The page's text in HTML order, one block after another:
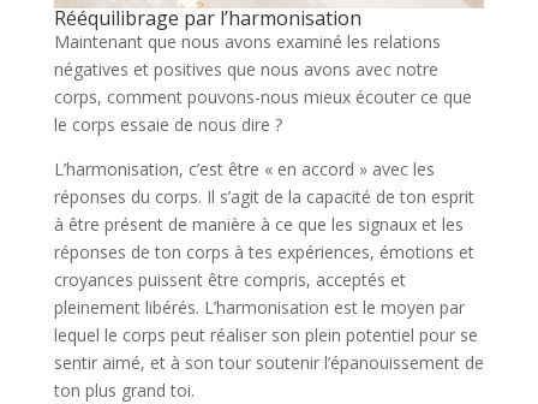
Rééquilibrage par l’harmonisation
Maintenant que nous avons examiné les relations
négatives et positives que nous avons avec notre
corps, comment pouvons-nous mieux écouter ce que
le corps essaie de nous dire ?
L’harmonisation, c’est être « en accord » avec les
réponses du corps. Il s’agit de la capacité de ton esprit
à être présent de manière à ce que les signaux et les
réponses de ton corps à tes expériences, émotions et
croyances puissent être compris, acceptés et
pleinement libérés. L’harmonisation est le moyen par
lequel le corps peut réaliser son plein potentiel pour se
sentir aimé, et à son tour soutenir l’épanouissement de
ton plus grand toi.